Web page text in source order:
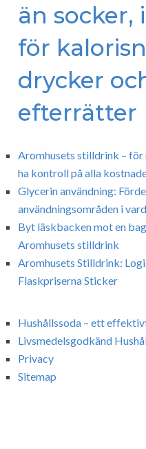
än socker,
för
drycker
efterrätter
Aromhusets stilldrink – för
ha kontroll på alla
Glycerin användning:
användningsområden i
Byt läskbacken mot en
Aromhusets stilldrink
Aromhusets Stilldrink:
Flaskpriserna Sticker
Hushållssoda – ett
Livsmedelsgodkänd
Privacy
Sitemap